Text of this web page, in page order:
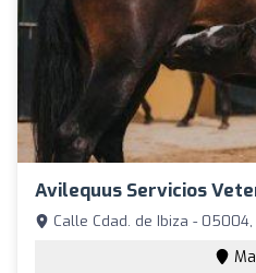
Avilequus Servicios
Calle Cdad. de Ibiza - 05004,